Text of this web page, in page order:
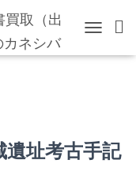
遺址考古手記